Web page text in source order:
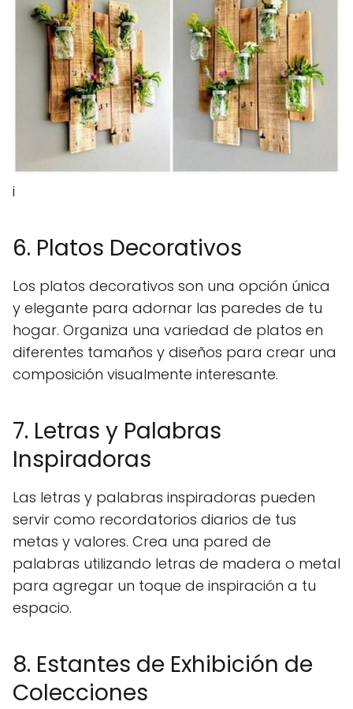
i
6. Platos Decorativos
Los platos decorativos son una opción única
y elegante para adornar las paredes de tu
hogar. Organiza una variedad de platos en
diferentes tamaños y diseños para crear una
composición visualmente interesante.
7. Letras y Palabras
Inspiradoras
Las letras y palabras inspiradoras pueden
servir como recordatorios diarios de tus
metas y valores. Crea una pared de
palabras utilizando letras de madera o metal
para agregar un toque de inspiración a tu
espacio.
8. Estantes de Exhibición de
Colecciones